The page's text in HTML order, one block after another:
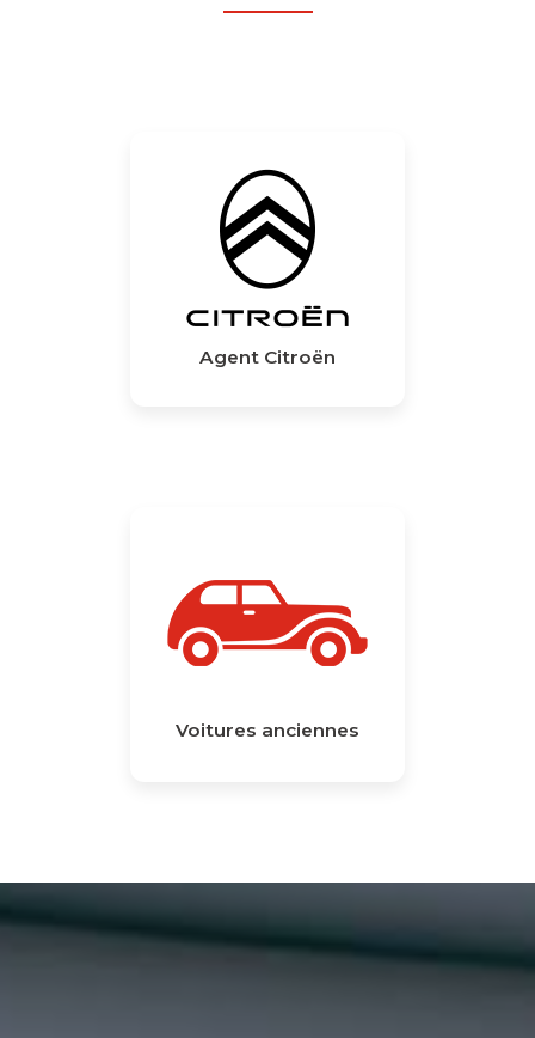
Agent Citroën
Voitures anciennes